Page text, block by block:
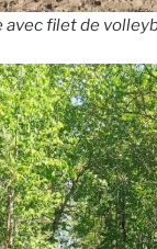
avec filet de